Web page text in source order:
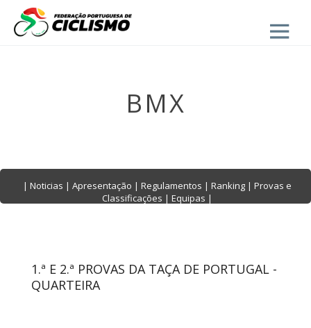
Close
BMX
| Noticias | Apresentação | Regulamentos | Ranking | Provas e
Classificações | Equipas |
1.ª E 2.ª PROVAS DA TAÇA DE PORTUGAL -
QUARTEIRA